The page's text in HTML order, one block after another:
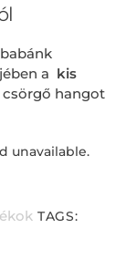
a kis
hangot
unavailable.
TAGS: